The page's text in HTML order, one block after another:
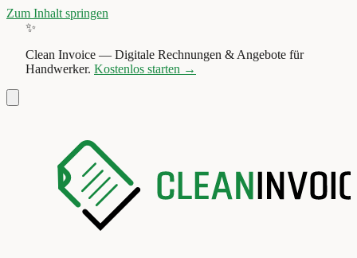
Zum Inhalt springen
✨
Clean Invoice — Digitale Rechnungen & Angebote für
Handwerker. Kostenlos starten →